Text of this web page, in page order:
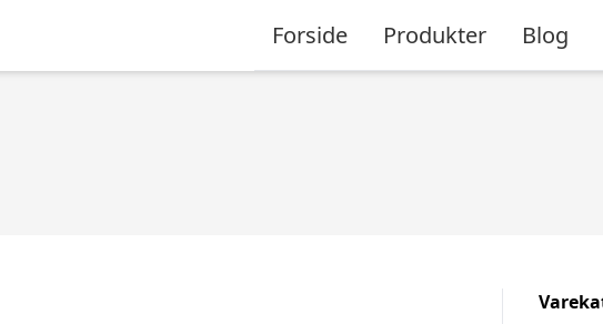
Forside Produkter Blog